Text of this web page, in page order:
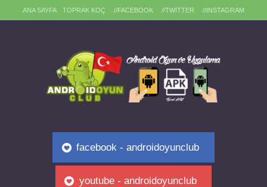
ANA SAYFA TOPRAK KOÇ //FACEBOOK //TWITTER //INSTAGRAM
facebook - androidoyunclub
youtube - androidoyunclub